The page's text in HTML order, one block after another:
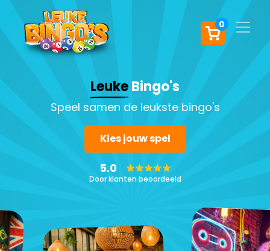
0
LeukeBingo's
Speel samen de leukste bingo's
Kies jouw spel
5.0
Door klanten beoordeeld